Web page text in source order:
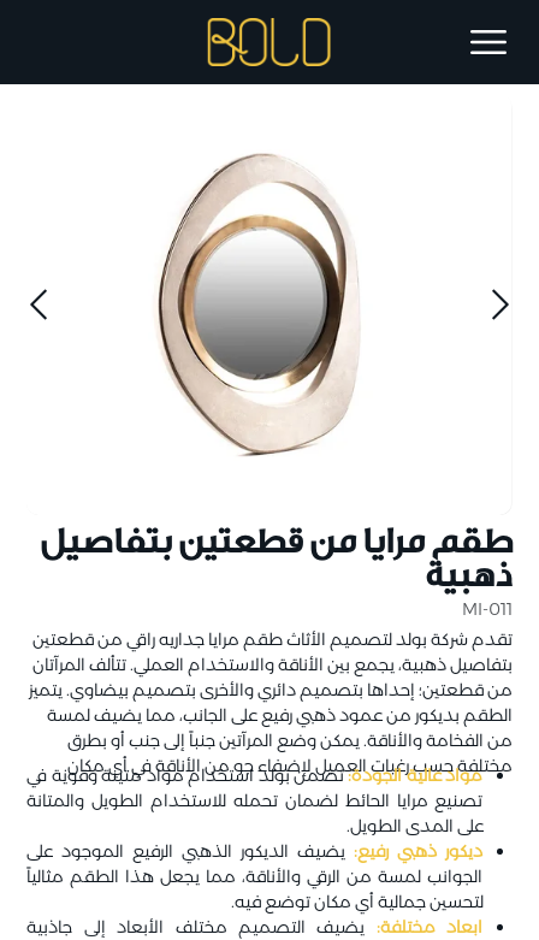
طقم مرايا من قطعتين بتفاصيل
ذهبية
MI-011
تقدم شركة بولد لتصميم الأثاث طقم مرايا جداريه راقي من قطعتين
بتفاصيل ذهبية، يجمع بين الأناقة والاستخدام العملي. تتألف المرآتان
من قطعتين؛ إحداها بتصميم دائري والأخرى بتصميم بيضاوي. يتميز
الطقم بديكور من عمود ذهبي رفيع على الجانب، مما يضيف لمسة
من الفخامة والأناقة. يمكن وضع المرآتين جنباً إلى جنب أو بطرق
مختلفة حسب رغبات العميل لإضفاء جو من الأناقة في أي مكان.
مواد عالية الجودة:تضمن بولد استخدام مواد متينة وقوية في
تصنيع مرايا الحائط لضمان تحمله للاستخدام الطويل والمتانة
على المدى الطويل.
ديكور ذهبي رفيع: يضيف الديكور الذهبي الرفيع الموجود على
الجوانب لمسة من الرقي والأناقة، مما يجعل هذا الطقم مثالياً
لتحسين جمالية أي مكان توضع فيه.
ابعاد مختلفة: يضيف التصميم مختلف الأبعاد إلى جاذبية